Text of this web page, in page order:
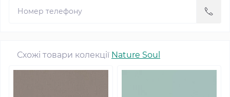
Схожі товари колекції Nature Soul